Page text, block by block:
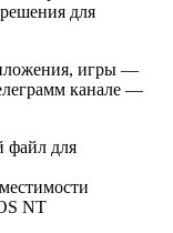
для
игры —
канале —
файл для
NT